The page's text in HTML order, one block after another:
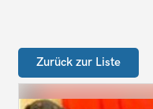
Zurück zur Liste